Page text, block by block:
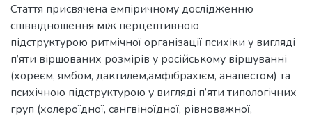
Стаття присвячена емпіричному дослідженню
співвідношення між перцептивною
підструктурою ритмічної організації психіки у вигляді
п’яти віршованих розмірів у російському віршуванні
(хореєм, ямбом, дактилем,амфібрахієм, анапестом) та
психічною підструктурою у вигляді п’яти типологічних
груп (холероїдної, сангвіноїдної, рівноважної,